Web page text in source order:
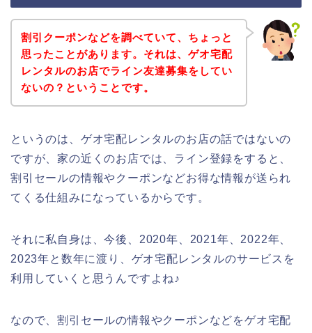
割引クーポンなどを調べていて、ちょっと
思ったことがあります。それは、ゲオ宅配
レンタルのお店でライン友達募集をしてい
ないの？ということです。
というのは、ゲオ宅配レンタルのお店の話ではないの
ですが、家の近くのお店では、ライン登録をすると、
割引セールの情報やクーポンなどお得な情報が送られ
てくる仕組みになっているからです。
それに私自身は、今後、2020年、2021年、2022年、
2023年と数年に渡り、ゲオ宅配レンタルのサービスを
利用していくと思うんですよね♪
なので、割引セールの情報やクーポンなどをゲオ宅配